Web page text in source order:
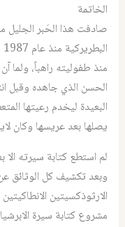
الخاتمة
صادفت هذا الحَبر الجليل
منذ طفوليته راهباً، ولما
الحسن الذي جاهده وقبل
البعيدة ليخدم رعيتها
يصلها بعد عريسها وكان
لم استطع كتابة سيرته
وبعد تكشيف كل الوثائق
الارثوذكسيتين
مشروع كتابة سيرة